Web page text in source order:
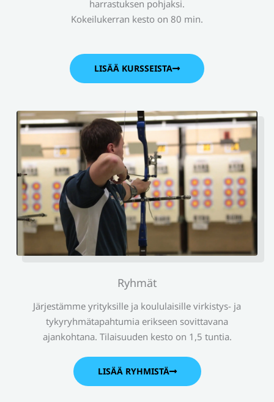
harrastuksen pohjaksi.
Kokeilukerran kesto on 80 min.
LISÄÄ KURSSEISTA
Ryhmät
Järjestämme yrityksille ja koululaisille virkistys- ja
tykyryhmätapahtumia erikseen sovittavana
ajankohtana. Tilaisuuden kesto on 1,5 tuntia.
LISÄÄ RYHMISTÄ